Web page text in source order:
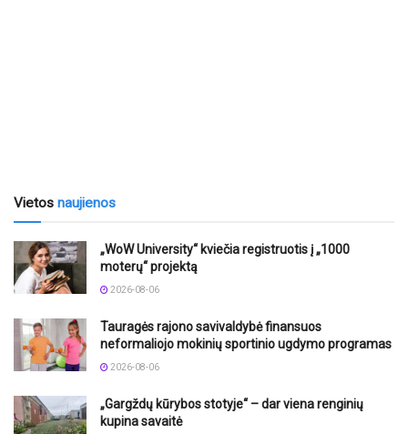
Vietos naujienos
„WoW University“ kviečia registruotis į „1000
moterų“ projektą
2026-08-06
Tauragės rajono savivaldybė finansuos
neformaliojo mokinių sportinio ugdymo programas
2026-08-06
„Gargždų kūrybos stotyje“ – dar viena renginių
kupina savaitė